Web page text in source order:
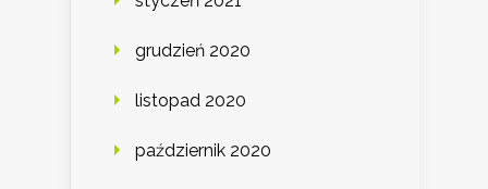
grudzień 2020
listopad 2020
październik 2020